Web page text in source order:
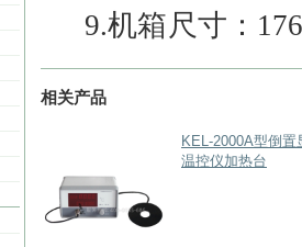
9.机箱尺寸：
相关产品
KEL-2000A型倒置
温控仪加热台